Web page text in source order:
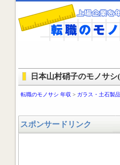
日本山村硝子のモノサ
転職のモノサシ 年収 > ガラス・土石製
スポンサードリンク